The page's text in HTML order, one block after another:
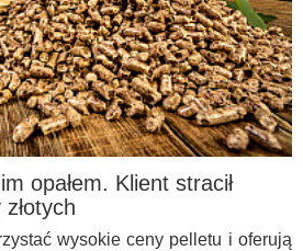
opałem. Klient stracił
wysokie ceny pelletu i oferują